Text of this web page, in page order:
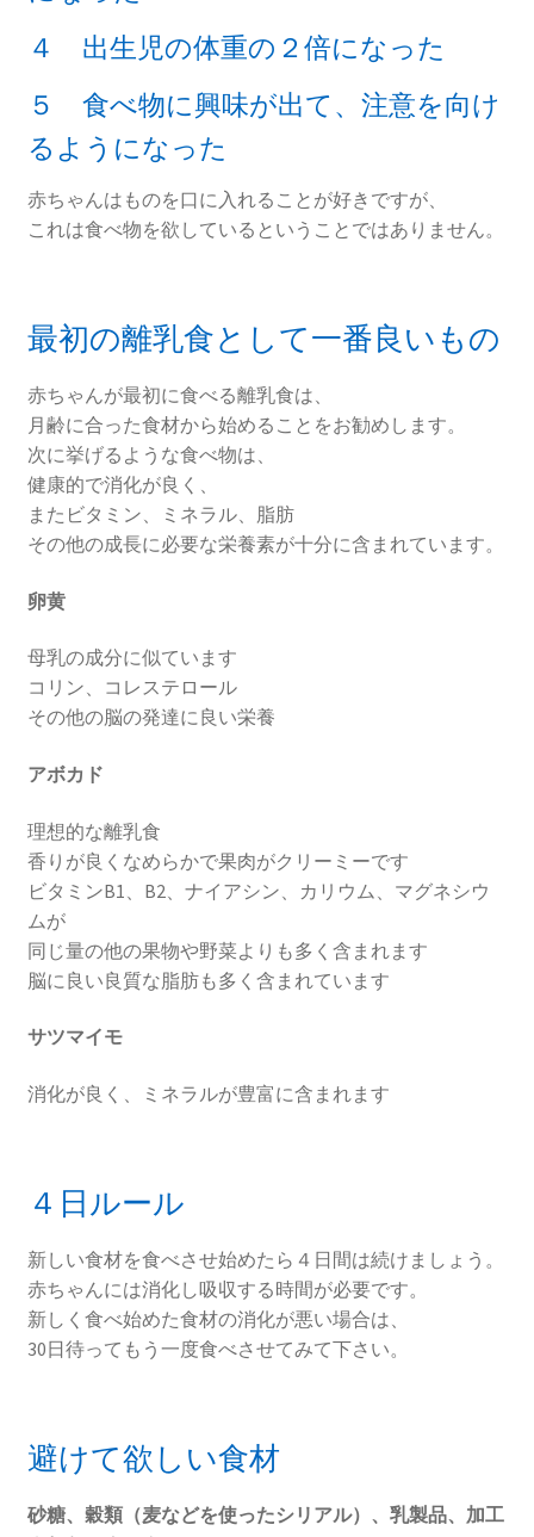
４ 出生児の体重の２倍になった
５ 食べ物に興味が出て、注意を向け
るようになった
赤ちゃんはものを口に入れることが好きですが、
これは食べ物を欲しているということではありません。
最初の離乳食として一番良いもの
赤ちゃんが最初に食べる離乳食は、
月齢に合った食材から始めることをお勧めします。
次に挙げるような食べ物は、
健康的で消化が良く、
またビタミン、ミネラル、脂肪
その他の成長に必要な栄養素が十分に含まれています。
卵黄
母乳の成分に似ています
コリン、コレステロール
その他の脳の発達に良い栄養
アボカド
理想的な離乳食
香りが良くなめらかで果肉がクリーミーです
ビタミンB1、B2、ナイアシン、カリウム、マグネシウ
ムが
同じ量の他の果物や野菜よりも多く含まれます
脳に良い良質な脂肪も多く含まれています
サツマイモ
消化が良く、ミネラルが豊富に含まれます
４日ルール
新しい食材を食べさせ始めたら４日間は続けましょう。
赤ちゃんには消化し吸収する時間が必要です。
新しく食べ始めた食材の消化が悪い場合は、
30日待ってもう一度食べさせてみて下さい。
避けて欲しい食材
砂糖、穀類（麦などを使ったシリアル）、乳製品、加工